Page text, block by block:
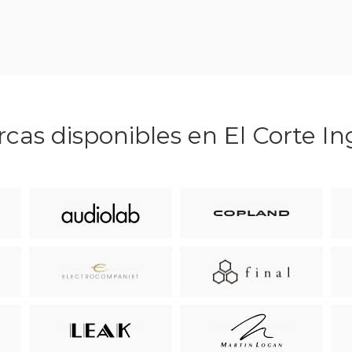
disponibles en El Corte